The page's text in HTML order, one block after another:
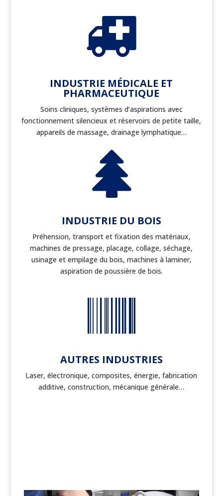

INDUSTRIE MÉDICALE ET
PHARMACEUTIQUE
Soins cliniques, systèmes d’aspirations avec
fonctionnement silencieux et réservoirs de petite taille,
appareils de massage, drainage lymphatique…

INDUSTRIE DU BOIS
Préhension, transport et fixation des matériaux,
machines de pressage, placage, collage, séchage,
usinage et empilage du bois, machines à laminer,
aspiration de poussière de bois.
AUTRES INDUSTRIES
Laser, électronique, composites, énergie, fabrication
additive, construction, mécanique générale…